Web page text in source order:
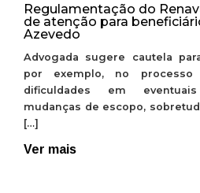
Regulamentação do
de atenção para
Azevedo
Advogada sugere cautela
por exemplo, no
dificuldades em
mudanças de escopo,
[…]
Ver mais